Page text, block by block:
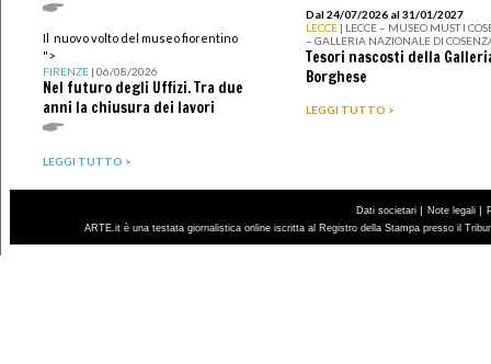
Il nuovo volto del museo fiorentino
">
FIRENZE| 06/08/2026
Nel futuro degli Uffizi. Tra due
anni la chiusura dei lavori
LEGGI TUTTO >
Dal 24/07/2026 al 31/01/2027
LECCE | LECCE – MUSEO MUST I
– GALLERIA NAZIONALE DI
Tesori nascosti della
Borghese
LEGGI TUTTO >
Dati societari | Note legali |
ARTE.it è una testata giornalistica online iscritta al Registro della Stampa presso il